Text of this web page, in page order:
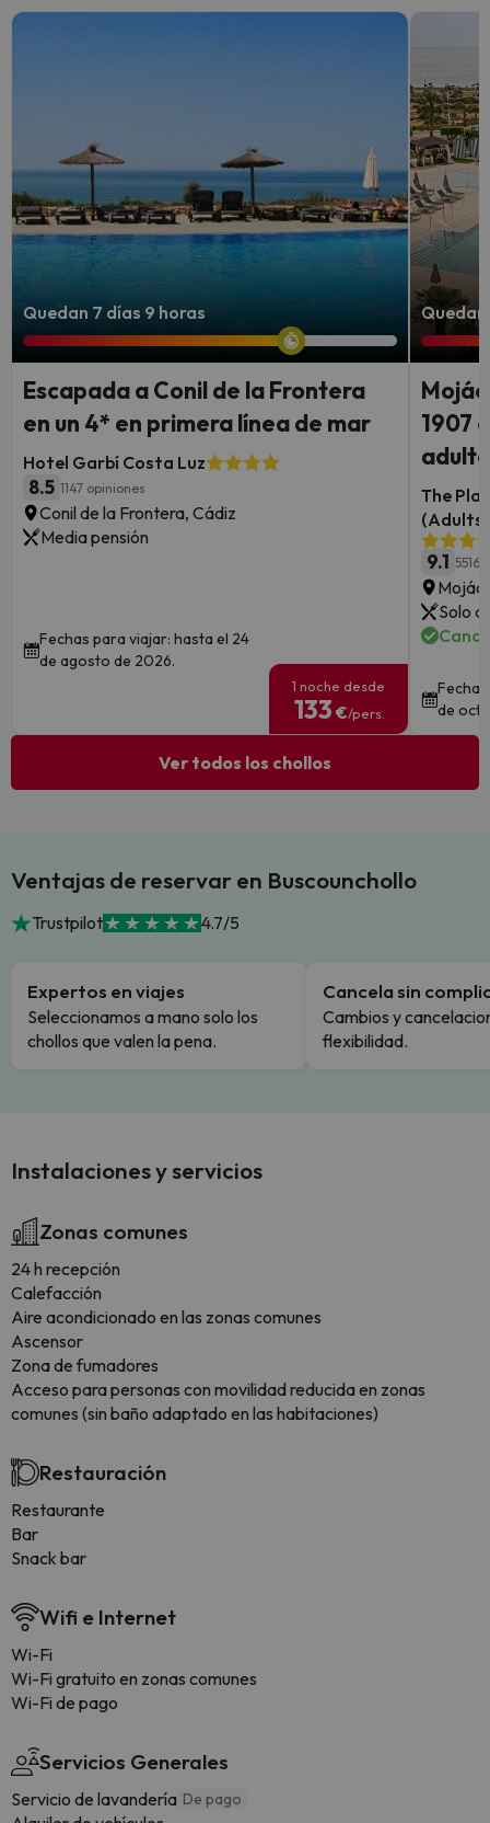
Quedan 7 días 9 horas
Escapada a Conil de la Frontera
en un 4* en primera línea de mar
Hotel Garbí Costa Luz
8.5 1147 opiniones
Conil de la Frontera, Cádiz
Media pensión
Fechas para viajar: hasta el 24
de agosto de 2026.
1 noche desde
133 €/pers.
1907
The
(Adults
9.1 5516
Solo
de
Ver todos los chollos
Ventajas de reservar en Buscounchollo
Trustpilot 4.7/5
Expertos en viajes
Seleccionamos a mano solo los
chollos que valen la pena.
Cancela sin
Cambios y
flexibilidad.
Instalaciones y servicios
Zonas comunes
24 h recepción
Calefacción
Aire acondicionado en las zonas comunes
Ascensor
Zona de fumadores
Acceso para personas con movilidad reducida en zonas
comunes (sin baño adaptado en las habitaciones)
Restauración
Restaurante
Bar
Snack bar
Wifi e Internet
Wi-Fi
Wi-Fi gratuito en zonas comunes
Wi-Fi de pago
Servicios Generales
Servicio de lavandería De pago